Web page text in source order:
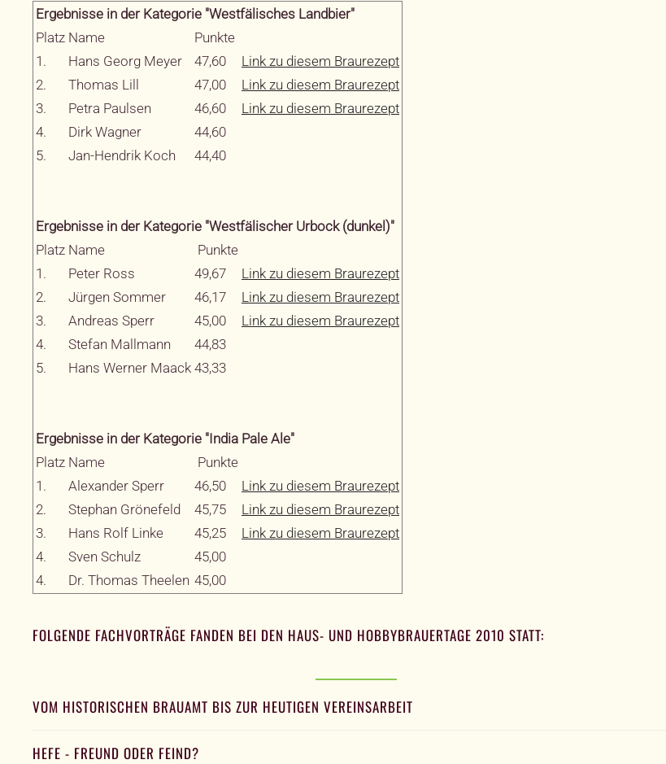
Ergebnisse in der Kategorie "Westfälisches Landbier"
Platz Name
Punkte
1.
Hans Georg Meyer 47,60
Link zu diesem Braurezept
2.
Thomas Lill 47,00
Link zu diesem Braurezept
3.
Petra Paulsen 46,60
Link zu diesem Braurezept
4.
Dirk Wagner
44,60
5.
Jan-Hendrik Koch 44,40
Ergebnisse in der Kategorie "Westfälischer Urbock (dunkel)"
Platz Name
Punkte
1.
Peter Ross 49,67
Link zu diesem Braurezept
2.
Jürgen Sommer 46,17
Link zu diesem Braurezept
3.
Andreas Sperr 45,00
Link zu diesem Braurezept
4.
Stefan Mallmann
44,83
5.
Hans Werner Maack 43,33
Ergebnisse in der Kategorie "India Pale Ale"
Platz Name
Punkte
1.
Alexander Sperr 46,50
Link zu diesem Braurezept
2.
Stephan Grönefeld 45,75
Link zu diesem Braurezept
3.
Hans Rolf Linke 45,25
Link zu diesem Braurezept
4.
Sven Schulz
45,00
4.
Dr. Thomas Theelen 45,00
FOLGENDE FACHVORTRÄGE FANDEN BEI DEN HAUS- UND HOBBYBRAUERTAGE 2010 STATT:
VOM HISTORISCHEN BRAUAMT BIS ZUR HEUTIGEN VEREINSARBEIT
HEFE - FREUND ODER FEIND?